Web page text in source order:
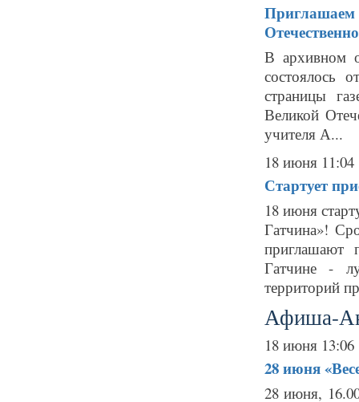
Приглашаем
В архивном
состоялось
страницы
Великой
учителя А...
18 июня 11:04
Стартует
18 июня
Гатчина»!
приглашают
Гатчине -
территорий
Афиша-
18 июня 13:06
28 июня
28 июня,